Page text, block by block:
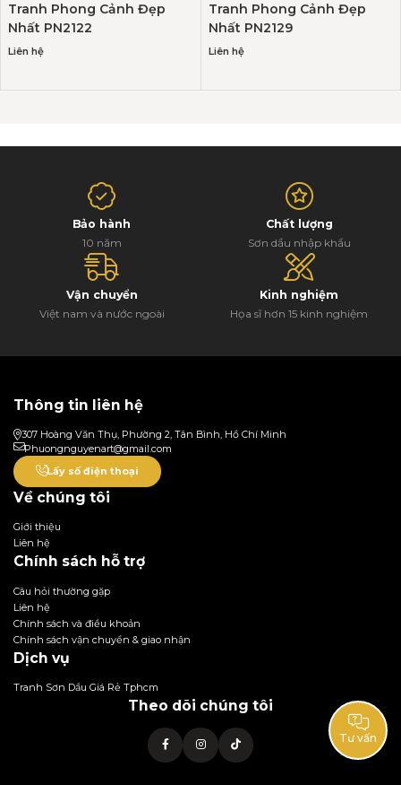
Tranh Phong Cảnh Đẹp
Nhất PN2122
Liên hệ
Tranh Phong Cảnh Đẹp
Nhất PN2129
Liên hệ
Bảo hành
10 năm
Chất lượng
Sơn dầu nhập khẩu
Vận chuyển
Việt nam và nước ngoài
Kinh nghiệm
Họa sĩ hơn 15 kinh nghiệm
Thông tin liên hệ
307 Hoàng Văn Thụ, Phường 2, Tân Bình, Hồ Chí Minh
Phuongnguyenart@gmail.com
Lấy số điện thoại
Về chúng tôi
Giới thiệu
Liên hệ
Chính sách hỗ trợ
Câu hỏi thường gặp
Liên hệ
Chính sách và điều khoản
Chính sách vận chuyển & giao nhận
Dịch vụ
Tranh Sơn Dầu Giá Rẻ Tphcm
Theo dõi chúng tôi
Tư vấn